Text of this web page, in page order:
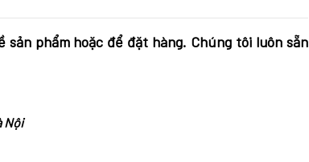
phẩm hoặc để đặt hàng. Chúng tôi luôn sẵn
Nội